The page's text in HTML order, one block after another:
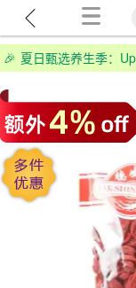
🎉 夏日甄选养生季：